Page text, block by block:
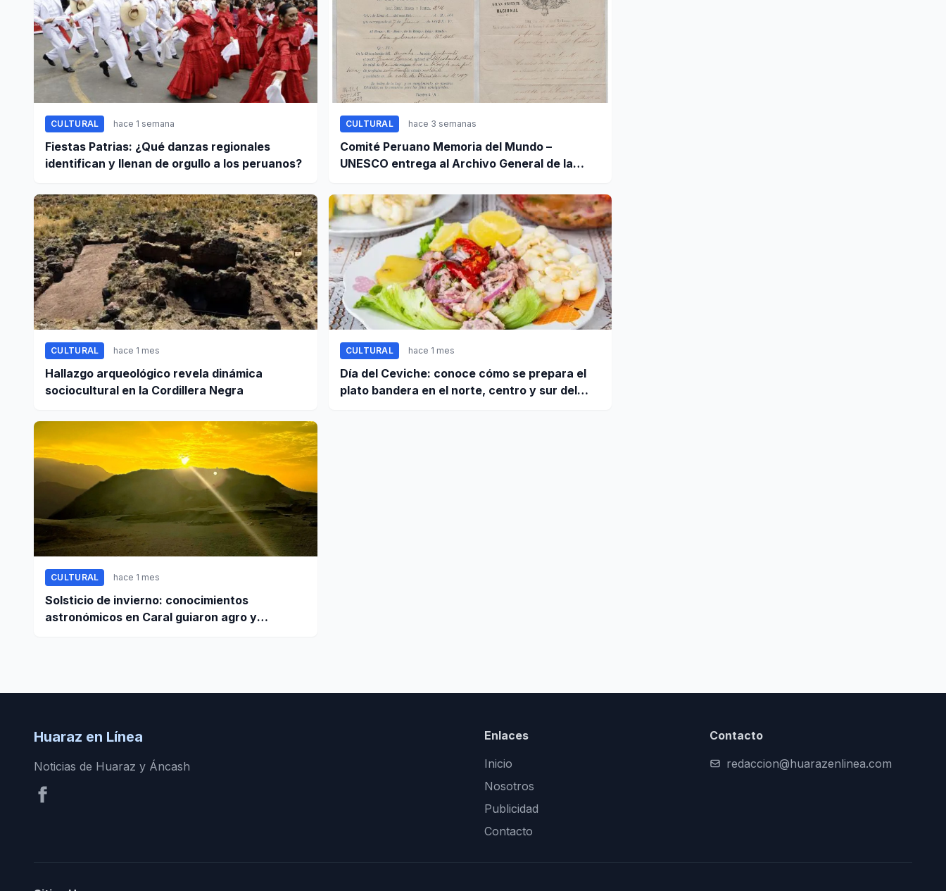
CULTURAL hace 1 semana
Fiestas Patrias: ¿Qué danzas regionales
identifican y llenan de orgullo a los peruanos?
CULTURAL hace 3 semanas
Comité Peruano Memoria del Mundo –
UNESCO entrega al Archivo General de la
patrimonios documentales
CULTURAL hace 1 mes
Hallazgo arqueológico revela dinámica
sociocultural en la Cordillera Negra
CULTURAL hace 1 mes
Día del Ceviche: conoce cómo se prepara el
plato bandera en el norte, centro y sur del
CULTURAL hace 1 mes
Solsticio de invierno: conocimientos
astronómicos en Caral guiaron agro y
Huaraz en Línea
Noticias de Huaraz y Áncash
Enlaces
Inicio
Nosotros
Publicidad
Contacto
Contacto
redaccion@huarazenlinea.com